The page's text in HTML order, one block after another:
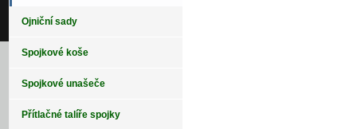
Ojniční sady
Spojkové koše
Spojkové unašeče
Přítlačné talíře spojky